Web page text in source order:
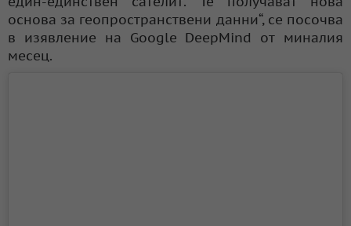
основа за геопространствени данни“, се посочва
в изявление на Google DeepMind от миналия
месец.